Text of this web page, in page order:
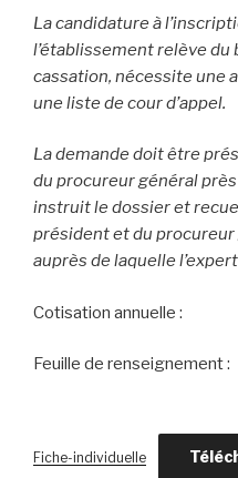
La candidature à
l’établissement relève du
cassation, nécessite une
une liste de cour d’appel.
La demande doit être
du procureur général
instruit le dossier et
président et du procureur
auprès de laquelle
Cotisation annuelle :
Feuille de renseignement :
Fiche-individuelle